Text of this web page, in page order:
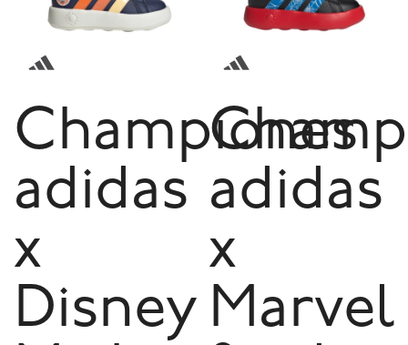
Championes
adidas
x
Disney
adidas
x
Marvel